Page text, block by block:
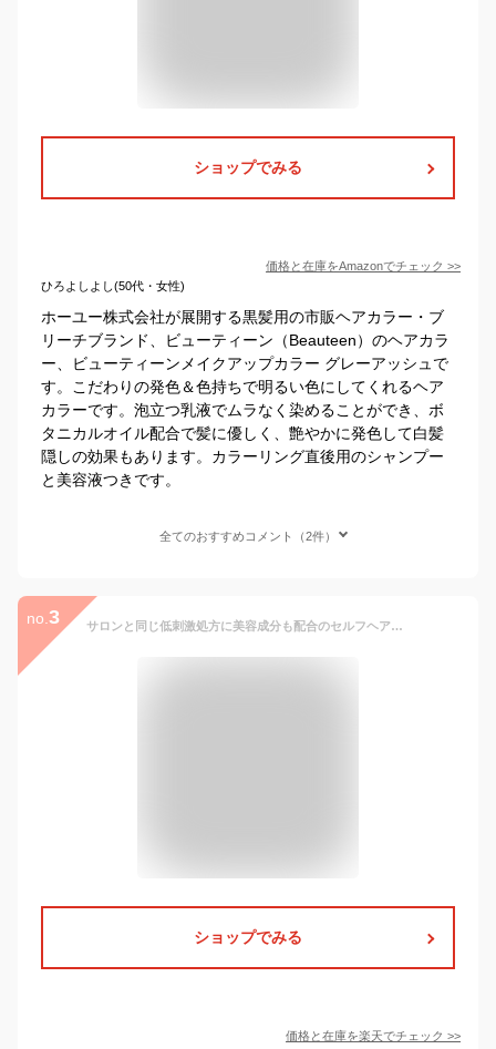
ショップでみる
価格と在庫をAmazonでチェック >>
ひろよしよし(50代・女性)
ホーユー株式会社が展開する黒髪用の市販ヘアカラー・ブ
リーチブランド、ビューティーン（Beauteen）のヘアカラ
ー、ビューティーンメイクアップカラー グレーアッシュで
す。こだわりの発色＆色持ちで明るい色にしてくれるヘア
カラーです。泡立つ乳液でムラなく染めることができ、ボ
タニカルオイル配合で髪に優しく、艶やかに発色して白髪
隠しの効果もあります。カラーリング直後用のシャンプー
と美容液つきです。
全てのおすすめコメント（2件）
no. 3 サロンと同じ低刺激処方に美容成分も配合のセルフヘアカラー 【おしゃれ染めカラー セルフカラー セット｜プレミアムトリートメント付き COLORIS カラリス 公式】ヘアカラー ホームカラー カラーリング 毛染め ヘアケア カラーケア 色持ち
ショップでみる
価格と在庫を楽天でチェック >>